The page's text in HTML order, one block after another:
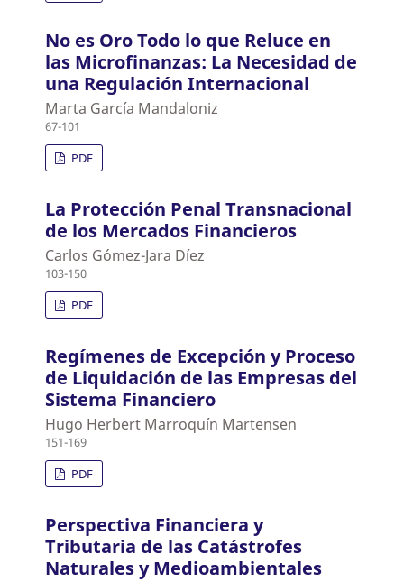
No es Oro Todo lo que Reluce en
las Microfinanzas: La Necesidad de
una Regulación Internacional
Marta García Mandaloniz
67-101
PDF
La Protección Penal Transnacional
de los Mercados Financieros
Carlos Gómez-Jara Díez
103-150
PDF
Regímenes de Excepción y Proceso
de Liquidación de las Empresas del
Sistema Financiero
Hugo Herbert Marroquín Martensen
151-169
PDF
Perspectiva Financiera y
Tributaria de las Catástrofes
Naturales y Medioambientales